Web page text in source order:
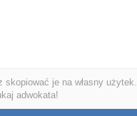
je na własny użytek.
adwokata!